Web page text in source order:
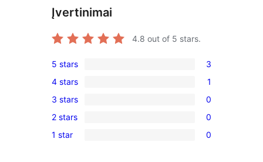
Įvertinimai
4.8 out of 5 stars.
3
5-
star
reviews
5 stars 3
1
4-
star
review
4 stars 1
0
3-
star
3 stars 0
0
2-
2 stars 0
0
1 star 0